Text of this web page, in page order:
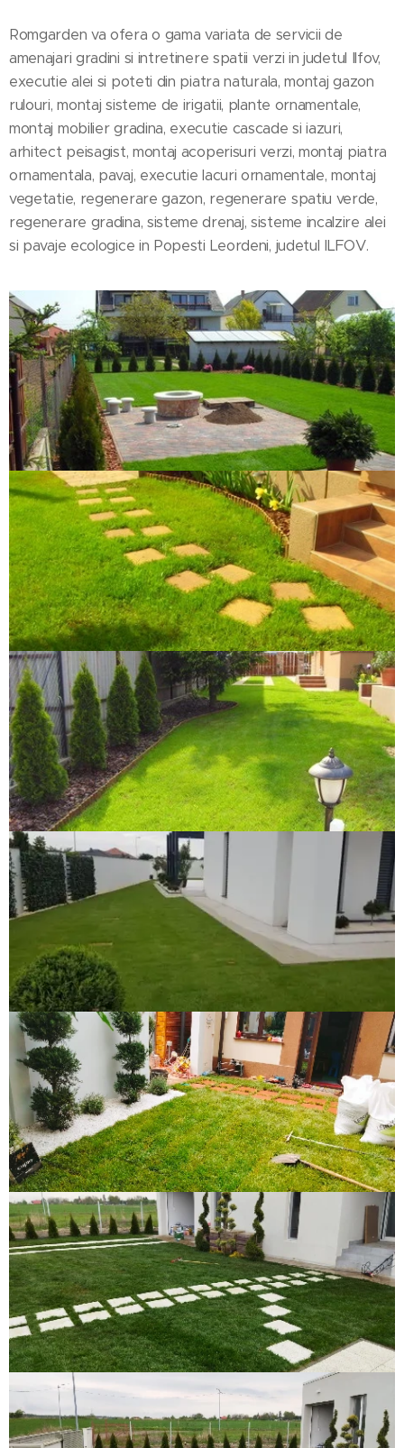
Romgarden va ofera o gama variata de servicii de
amenajari gradini si intretinere spatii verzi in judetul Ilfov,
executie alei si poteti din piatra naturala, montaj gazon
rulouri, montaj sisteme de irigatii, plante ornamentale,
montaj mobilier gradina, executie cascade si iazuri,
arhitect peisagist, montaj acoperisuri verzi, montaj piatra
ornamentala, pavaj, executie lacuri ornamentale, montaj
vegetatie, regenerare gazon, regenerare spatiu verde,
regenerare gradina, sisteme drenaj, sisteme incalzire alei
si pavaje ecologice in Popesti Leordeni, judetul ILFOV.